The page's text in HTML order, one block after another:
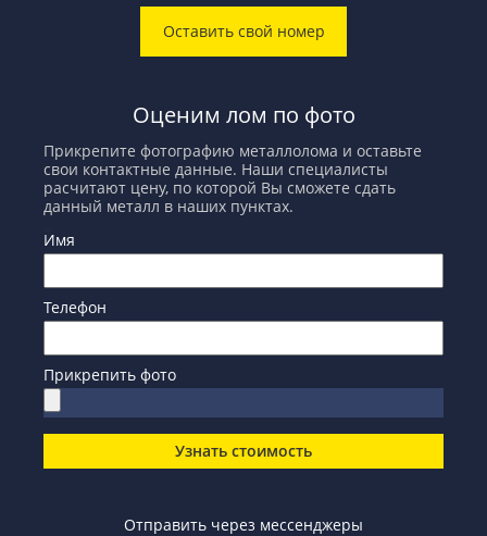
Оставить свой номер
Оценим лом по фото
Прикрепите фотографию металлолома и оставьте
свои контактные данные. Наши специалисты
расчитают цену, по которой Вы сможете сдать
данный металл в наших пунктах.
Имя
Телефон
Прикрепить фото
Узнать стоимость
Отправить через мессенджеры